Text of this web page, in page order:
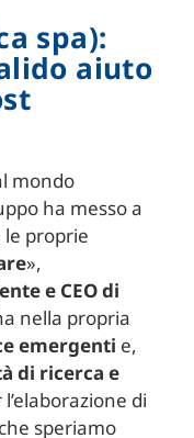
spa):
aiuto
mondo
ha messo a
le proprie
»,
e CEO di
nella propria
emergenti e,
di ricerca e
di
speriamo